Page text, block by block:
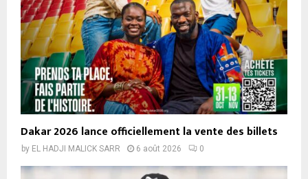
Dakar 2026 lance officiellement la vente des billets
by EL HADJI MALICK SARR 6 août 2026 0